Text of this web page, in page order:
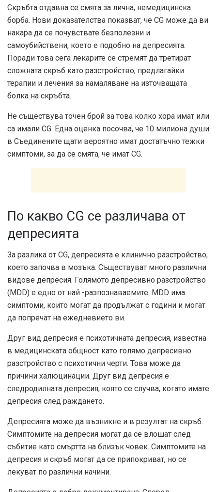
Скръбта отдавна се смята за лична, немедицинска
борба. Нови доказателства показват, че CG може да ви
накара да се почувствате безполезни и
самоубийствени, което е подобно на депресията.
Поради това сега лекарите се стремят да третират
сложната скръб като разстройство, предлагайки
терапии и лечения за намаляване на източващата
болка на скръбта.
Не съществува точен брой за това колко хора имат или
са имали CG. Една оценка посочва, че 10 милиона души
в Съединените щати вероятно имат достатъчно тежки
симптоми, за да се смята, че имат CG.
По какво CG се различава от
депресията
За разлика от CG, депресията е клинично разстройство,
което започва в мозъка. Съществуват много различни
видове депресия. Голямото депресивно разстройство
(MDD) е едно от най -разпознаваемите. MDD има
симптоми, които могат да продължат с години и могат
да попречат на ежедневието ви.
Друг вид депресия е психотичната депресия, известна
в медицинската общност като голямо депресивно
разстройство с психотични черти. Това може да
причини халюцинации. Друг вид депресия е
следродилната депресия, която се случва, когато имате
депресия след раждането.
Депресията може да възникне и в резултат на скръб.
Симптомите на депресия могат да се влошат след
събитие като смъртта на близък човек. Симптомите на
депресия и скръб могат да се припокриват, но се
лекуват по различни начини.